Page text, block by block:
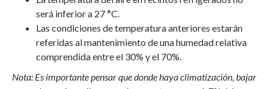
será inferior a 27 ºC.
Las condiciones de temperatura anteriores estarán
referidas al mantenimiento de una humedad relativa
comprendida entre el 30% y el 70%.
Nota: Es importante pensar que donde haya climatización, bajar